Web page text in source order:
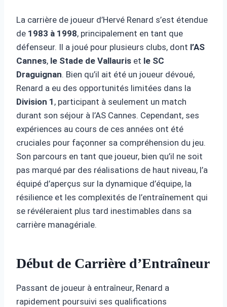
La carrière de joueur d’Hervé Renard s’est étendue
de 1983 à 1998, principalement en tant que
défenseur. Il a joué pour plusieurs clubs, dont l’AS
Cannes, le Stade de Vallauris et le SC
Draguignan. Bien qu’il ait été un joueur dévoué,
Renard a eu des opportunités limitées dans la
Division 1 , participant à seulement un match
durant son séjour à l’AS Cannes. Cependant, ses
expériences au cours de ces années ont été
cruciales pour façonner sa compréhension du jeu.
Son parcours en tant que joueur, bien qu’il ne soit
pas marqué par des réalisations de haut niveau, l’a
équipé d’aperçus sur la dynamique d’équipe, la
résilience et les complexités de l’entraînement qui
se révéleraient plus tard inestimables dans sa
carrière managériale.
Début de Carrière d’Entraîneur
Passant de joueur à entraîneur, Renard a
rapidement poursuivi ses qualifications